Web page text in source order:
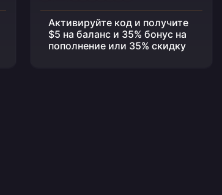
Активируйте код и получите
$5 на баланс и 35% бонус на
пополнение или 35% скидку